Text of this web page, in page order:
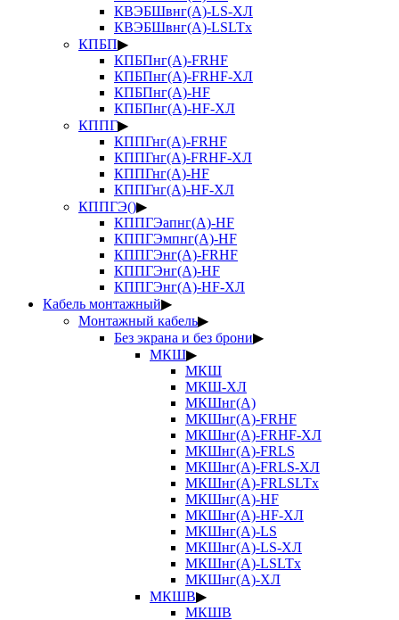
КВЭБШвнг(А)-LS-ХЛ
КВЭБШвнг(А)-LSLTx
КПБП▶
КПБПнг(А)-FRHF
КПБПнг(А)-FRHF-ХЛ
КПБПнг(А)-HF
КПБПнг(А)-HF-ХЛ
КППГ▶
КППГнг(А)-FRHF
КППГнг(А)-FRHF-ХЛ
КППГнг(А)-HF
КППГнг(А)-HF-ХЛ
КППГЭ()▶
КППГЭапнг(А)-HF
КППГЭмпнг(А)-HF
КППГЭнг(А)-FRHF
КППГЭнг(А)-HF
КППГЭнг(А)-HF-ХЛ
Кабель монтажный▶
Монтажный кабель▶
Без экрана и без брони▶
МКШ▶
МКШ
МКШ-ХЛ
МКШнг(А)
МКШнг(А)-FRHF
МКШнг(А)-FRHF-ХЛ
МКШнг(А)-FRLS
МКШнг(А)-FRLS-ХЛ
МКШнг(А)-FRLSLTx
МКШнг(А)-HF
МКШнг(А)-HF-ХЛ
МКШнг(А)-LS
МКШнг(А)-LS-ХЛ
МКШнг(А)-LSLTx
МКШнг(А)-ХЛ
МКШВ▶
МКШВ